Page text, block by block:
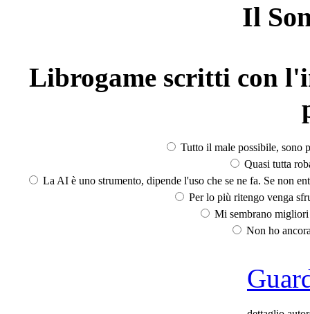
Il
Librogame scritti con
Tutto il male possibile, sono
Quasi tutta
La AI è uno strumento, dipende l'uso che se ne fa. Se non
Per lo più ritengo venga
Mi sembrano
Non ho